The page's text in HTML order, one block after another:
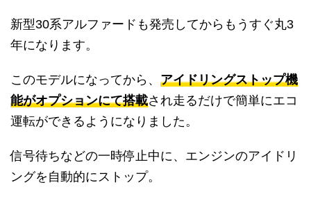
新型30系アルファードも発売してからもうすぐ丸3
年になります。
このモデルになってから、 アイドリングストップ機
能がオプションにて搭載され走るだけで簡単にエコ
運転ができるようになりました。
信号待ちなどの一時停止中に、エンジンのアイドリ
ングを自動的にストップ。